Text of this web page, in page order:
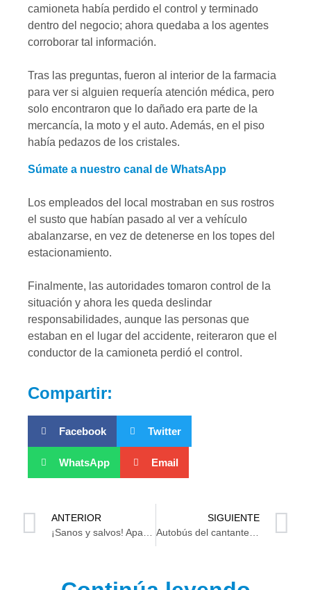
camioneta había perdido el control y terminado
dentro del negocio; ahora quedaba a los agentes
corroborar tal información.
Tras las preguntas, fueron al interior de la farmacia
para ver si alguien requería atención médica, pero
solo encontraron que lo dañado era parte de la
mercancía, la moto y el auto. Además, en el piso
había pedazos de los cristales.
Súmate a nuestro canal de WhatsApp
Los empleados del local mostraban en sus rostros
el susto que habían pasado al ver a vehículo
abalanzarse, en vez de detenerse en los topes del
estacionamiento.
Finalmente, las autoridades tomaron control de la
situación y ahora les queda deslindar
responsabilidades, aunque las personas que
estaban en el lugar del accidente, reiteraron que el
conductor de la camioneta perdió el control.
Compartir:
Facebook Twitter
WhatsApp Email
ANTERIOR
SIGUIENTE